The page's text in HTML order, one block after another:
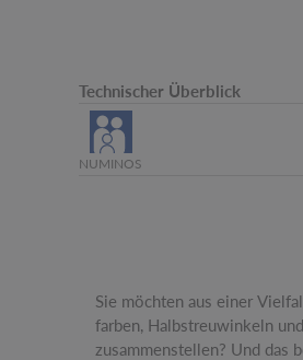
Technischer Überblick
NUMINOS
Sie möchten aus einer
farben, Halbstreuwinkeln
zusammenstellen? Und das
Möglichkeiten. Wie diesen
das Lichtbild oval statt rund